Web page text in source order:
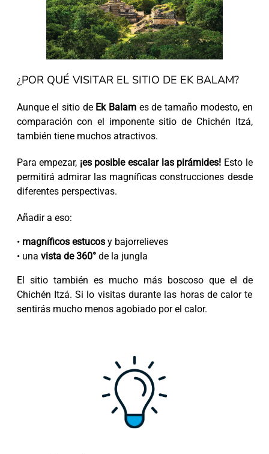
¿POR QUÉ VISITAR EL SITIO DE EK BALAM?
Aunque el sitio de Ek Balam es de tamaño modesto, en
comparación con el imponente sitio de Chichén Itzá,
también tiene muchos atractivos.
Para empezar, ¡es posible escalar las pirámides! Esto le
permitirá admirar las magníficas construcciones desde
diferentes perspectivas.
Añadir a eso:
• magníficos estucosy bajorrelieves
• una vista de 360°de la jungla
El sitio también es mucho más boscoso que el de
Chichén Itzá. Si lo visitas durante las horas de calor te
sentirás mucho menos agobiado por el calor.